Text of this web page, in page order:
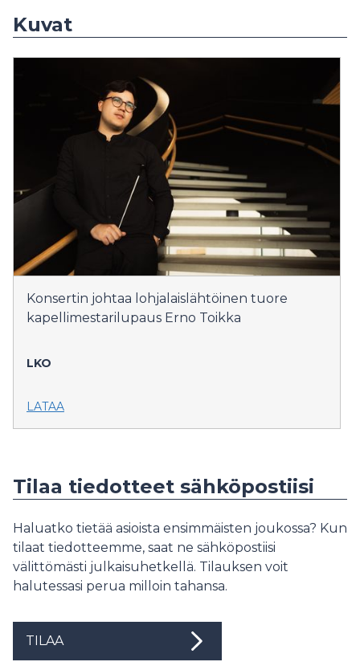
Kuvat
Konsertin johtaa lohjalaislähtöinen tuore
kapellimestarilupaus Erno Toikka
LKO
LATAA
Tilaa tiedotteet sähköpostiisi
Haluatko tietää asioista ensimmäisten joukossa? Kun
tilaat tiedotteemme, saat ne sähköpostiisi
välittömästi julkaisuhetkellä. Tilauksen voit
halutessasi perua milloin tahansa.
TILAA